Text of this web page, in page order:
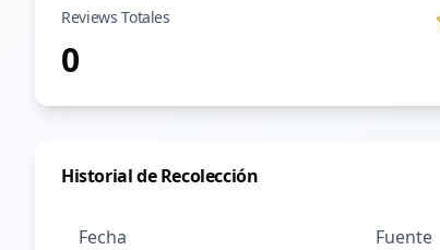
Reviews Totales
0
Historial de Recolección
Fecha Fuente